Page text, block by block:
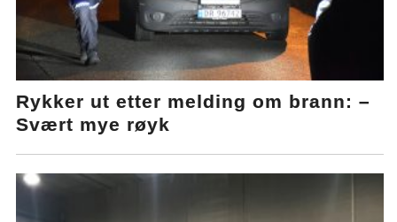
Rykker ut etter melding om brann: –
Svært mye røyk